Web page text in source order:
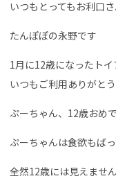
いつもとってもお利口
たんぽぽの永野です
1月に12歳になったト
いつもご利用ありがと
ぷーちゃん、12歳おめ
ぷーちゃんは食欲もば
全然12歳には見えませ